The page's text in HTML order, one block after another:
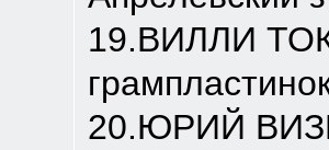
19.ВИЛЛИ
20.ЮРИЙ